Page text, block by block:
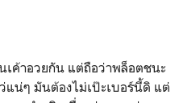
อวยกัน แต่ถือว่าพล็อตชนะ
แน่ๆ มันต้องไม่เป๊ะเบอร์นี้ดิ แต่